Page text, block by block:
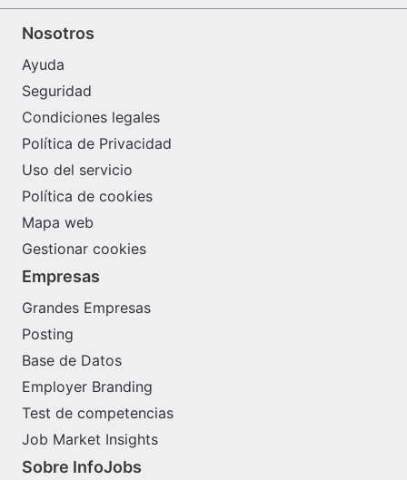
Nosotros
Ayuda
Seguridad
Condiciones legales
Política de Privacidad
Uso del servicio
Política de cookies
Mapa web
Gestionar cookies
Empresas
Grandes Empresas
Posting
Base de Datos
Employer Branding
Test de competencias
Job Market Insights
Sobre InfoJobs